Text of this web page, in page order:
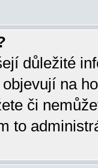
důležité
na
či
to